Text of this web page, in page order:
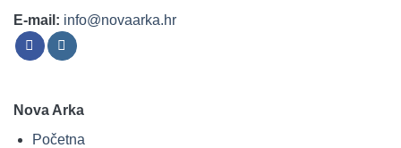
E-mail: info@novaarka.hr
Nova Arka
Početna